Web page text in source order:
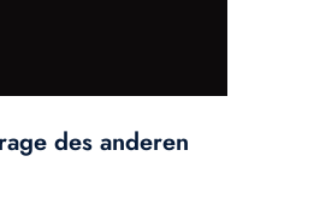
des anderen